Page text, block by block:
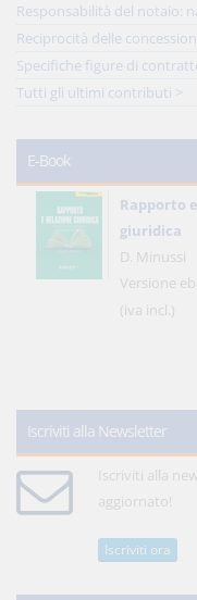
Responsabilità del notaio:
Reciprocità delle
Specifiche figure di
Tutti gli ultimi contributi >
E-Book
Rapporto
giuridica
D. Minussi
Versione
(iva incl.)
Iscriviti alla Newsletter
Iscriviti alla
aggiornato!
Iscriviti ora